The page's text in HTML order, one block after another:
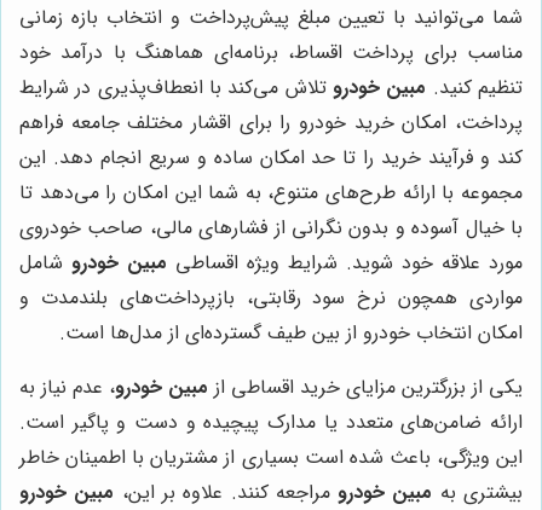
شما می‌توانید با تعیین مبلغ پیش‌پرداخت و انتخاب بازه زمانی
مناسب برای پرداخت اقساط، برنامه‌ای هماهنگ با درآمد خود
تنظیم کنید. مبین خودرو تلاش می‌کند با انعطاف‌پذیری در شرایط
پرداخت، امکان خرید خودرو را برای اقشار مختلف جامعه فراهم
کند و فرآیند خرید را تا حد امکان ساده و سریع انجام دهد. این
مجموعه با ارائه طرح‌های متنوع، به شما این امکان را می‌دهد تا
با خیال آسوده و بدون نگرانی از فشارهای مالی، صاحب خودروی
مورد علاقه خود شوید. شرایط ویژه اقساطی مبین خودرو شامل
مواردی همچون نرخ سود رقابتی، بازپرداخت‌های بلندمدت و
امکان انتخاب خودرو از بین طیف گسترده‌ای از مدل‌ها است.
یکی از بزرگترین مزایای خرید اقساطی از مبین خودرو، عدم نیاز به
ارائه ضامن‌های متعدد یا مدارک پیچیده و دست و پاگیر است.
این ویژگی، باعث شده است بسیاری از مشتریان با اطمینان خاطر
بیشتری به مبین خودرو مراجعه کنند. علاوه بر این، مبین خودرو